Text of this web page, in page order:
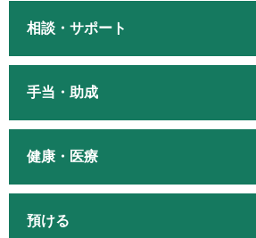
相談・サポート
手当・助成
健康・医療
預ける